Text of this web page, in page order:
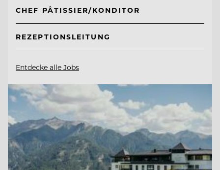
CHEF PÂTISSIER/KONDITOR
REZEPTIONSLEITUNG
Entdecke alle Jobs